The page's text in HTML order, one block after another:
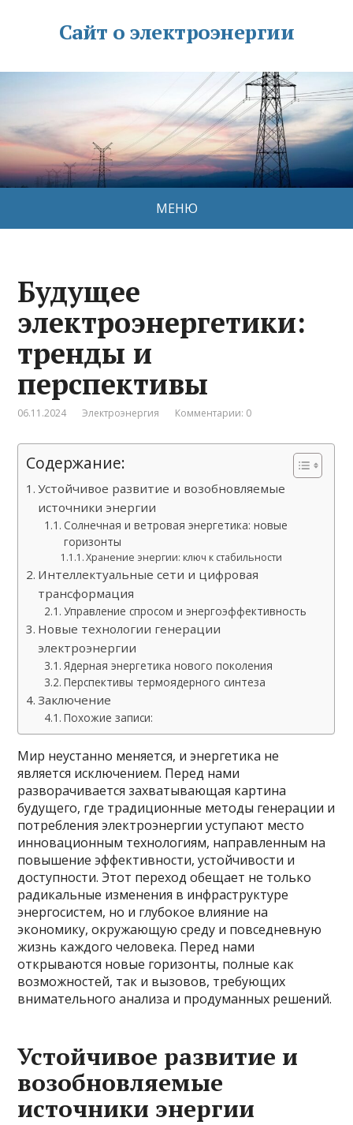
Сайт о электроэнергии
МЕНЮ
Будущее
электроэнергетики:
тренды и
перспективы
06.11.2024 Электроэнергия Комментарии: 0
Содержание:
Устойчивое развитие и возобновляемые
источники энергии
Солнечная и ветровая энергетика: новые
горизонты
Хранение энергии: ключ к стабильности
Интеллектуальные сети и цифровая
трансформация
Управление спросом и энергоэффективность
Новые технологии генерации
электроэнергии
Ядерная энергетика нового поколения
Перспективы термоядерного синтеза
Заключение
Похожие записи:
Мир неустанно меняется, и энергетика не
является исключением. Перед нами
разворачивается захватывающая картина
будущего, где традиционные методы генерации и
потребления электроэнергии уступают место
инновационным технологиям, направленным на
повышение эффективности, устойчивости и
доступности. Этот переход обещает не только
радикальные изменения в инфраструктуре
энергосистем, но и глубокое влияние на
экономику, окружающую среду и повседневную
жизнь каждого человека. Перед нами
открываются новые горизонты, полные как
возможностей, так и вызовов, требующих
внимательного анализа и продуманных решений.
Устойчивое развитие и
возобновляемые
источники энергии